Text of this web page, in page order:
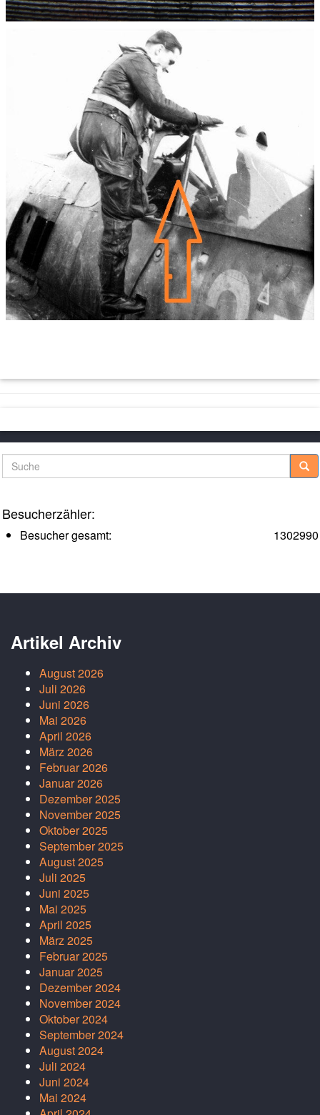
Suche
Besucherzähler:
1302990
Besucher gesamt:
Artikel Archiv
August 2026
Juli 2026
Juni 2026
Mai 2026
April 2026
März 2026
Februar 2026
Januar 2026
Dezember 2025
November 2025
Oktober 2025
September 2025
August 2025
Juli 2025
Juni 2025
Mai 2025
April 2025
März 2025
Februar 2025
Januar 2025
Dezember 2024
November 2024
Oktober 2024
September 2024
August 2024
Juli 2024
Juni 2024
Mai 2024